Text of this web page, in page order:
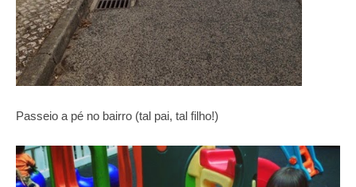
Passeio a pé no bairro (tal pai, tal filho!)